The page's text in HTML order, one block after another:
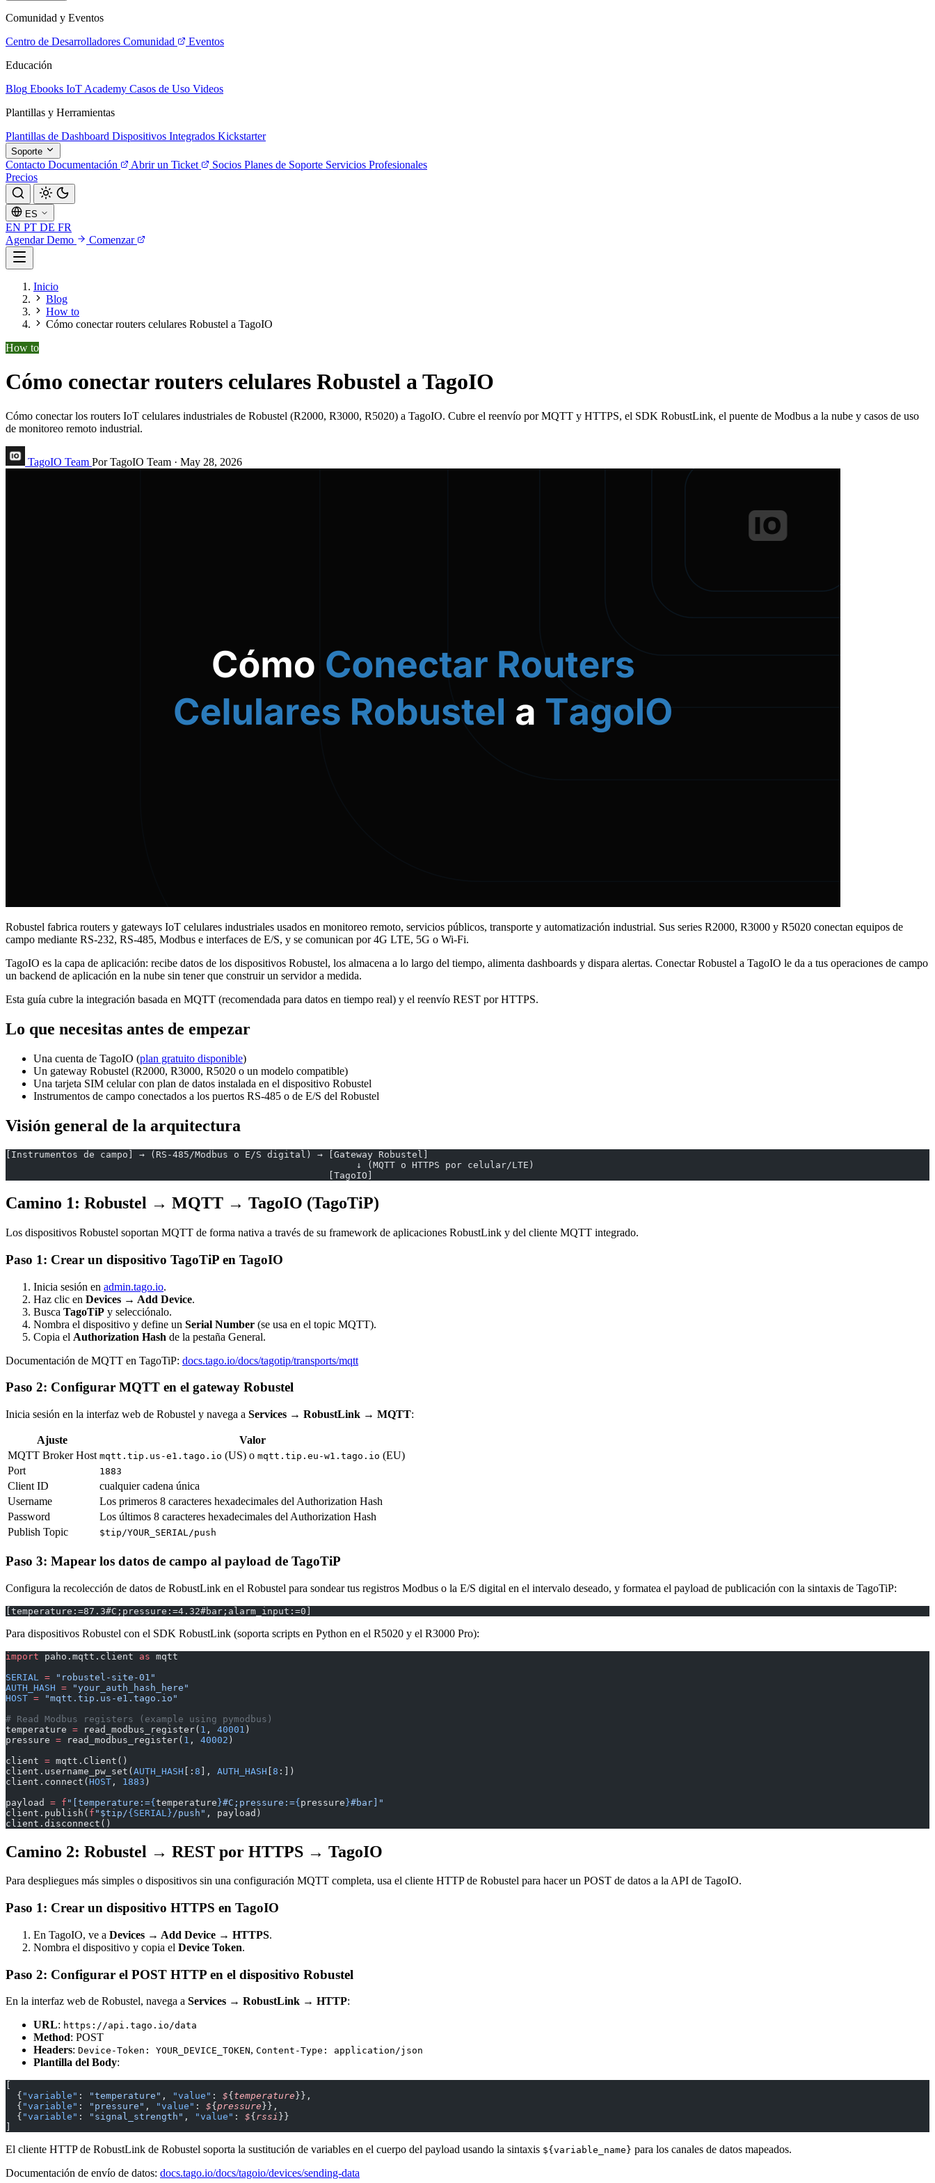
Comunidad y Eventos
Centro de Desarrolladores Comunidad
Eventos
Educación
Blog Ebooks IoT Academy Casos de Uso Videos
Plantillas y Herramientas
Plantillas de Dashboard Dispositivos Integrados Kickstarter
Soporte
Contacto Documentación Abrir un Ticket Socios Planes de Soporte Servicios Profesionales
Precios
ES
EN PT DE FR
Agendar Demo
Comenzar
Inicio
Blog
How to
Cómo conectar routers celulares Robustel a TagoIO
How to
Cómo conectar routers celulares Robustel a TagoIO
Cómo conectar los routers IoT celulares industriales de Robustel (R2000, R3000, R5020) a TagoIO. Cubre el reenvío por MQTT y HTTPS, el SDK RobustLink, el puente de Modbus a la nube y casos de uso
de monitoreo remoto industrial.
TagoIO Team Por TagoIO Team · May 28, 2026
Robustel fabrica routers y gateways IoT celulares industriales usados en monitoreo remoto, servicios públicos, transporte y automatización industrial. Sus series R2000, R3000 y R5020 conectan equipos de
campo mediante RS-232, RS-485, Modbus e interfaces de E/S, y se comunican por 4G LTE, 5G o Wi-Fi.
TagoIO es la capa de aplicación: recibe datos de los dispositivos Robustel, los almacena a lo largo del tiempo, alimenta dashboards y dispara alertas. Conectar Robustel a TagoIO le da a tus operaciones de campo
un backend de aplicación en la nube sin tener que construir un servidor a medida.
Esta guía cubre la integración basada en MQTT (recomendada para datos en tiempo real) y el reenvío REST por HTTPS.
Lo que necesitas antes de empezar
Una cuenta de TagoIO (plan gratuito disponible)
Un gateway Robustel (R2000, R3000, R5020 o un modelo compatible)
Una tarjeta SIM celular con plan de datos instalada en el dispositivo Robustel
Instrumentos de campo conectados a los puertos RS-485 o de E/S del Robustel
Visión general de la arquitectura
[Instrumentos de campo] → (RS-485/Modbus o E/S digital) → [Gateway Robustel]
                                                               ↓ (MQTT o HTTPS por celular/LTE)
                                                          [TagoIO]
Camino 1: Robustel → MQTT → TagoIO (TagoTiP)
Los dispositivos Robustel soportan MQTT de forma nativa a través de su framework de aplicaciones RobustLink y del cliente MQTT integrado.
Paso 1: Crear un dispositivo TagoTiP en TagoIO
Inicia sesión en admin.tago.io.
Haz clic en Devices → Add Device.
Busca TagoTiP y selecciónalo.
Nombra el dispositivo y define un Serial Number (se usa en el topic MQTT).
Copia el Authorization Hash de la pestaña General.
Documentación de MQTT en TagoTiP: docs.tago.io/docs/tagotip/transports/mqtt
Paso 2: Configurar MQTT en el gateway Robustel
Inicia sesión en la interfaz web de Robustel y navega a Services → RobustLink → MQTT:
Ajuste
Valor
MQTT Broker Host mqtt.tip.us-e1.tago.io (US) o mqtt.tip.eu-w1.tago.io (EU)
Port
1883
Client ID
cualquier cadena única
Username
Los primeros 8 caracteres hexadecimales del Authorization Hash
Password
Los últimos 8 caracteres hexadecimales del Authorization Hash
Publish Topic
$tip/YOUR_SERIAL/push
Paso 3: Mapear los datos de campo al payload de TagoTiP
Configura la recolección de datos de RobustLink en el Robustel para sondear tus registros Modbus o la E/S digital en el intervalo deseado, y formatea el payload de publicación con la sintaxis de TagoTiP:
[temperature:=87.3#C;pressure:=4.32#bar;alarm_input:=0]
Para dispositivos Robustel con el SDK RobustLink (soporta scripts en Python en el R5020 y el R3000 Pro):
import paho.mqtt.client as mqtt
SERIAL
= "robustel-site-01"
AUTH_HASH = "your_auth_hash_here"
HOST = "mqtt.tip.us-e1.tago.io"
# Read Modbus registers (example using pymodbus)
temperature = read_modbus_register( 1 , 40001 )
pressure = read_modbus_register( 1 , 40002 )
client = mqtt.Client()
client.username_pw_set(AUTH_HASH [: 8 ], AUTH_HASH [8 :])
client.connect(HOST , 1883 )
payload = f "[temperature:={temperature}#C;pressure:={pressure}#bar]"
client.publish( f "$tip/{SERIAL} /push" , payload)
client.disconnect()
Camino 2: Robustel → REST por HTTPS → TagoIO
Para despliegues más simples o dispositivos sin una configuración MQTT completa, usa el cliente HTTP de Robustel para hacer un POST de datos a la API de TagoIO.
Paso 1: Crear un dispositivo HTTPS en TagoIO
En TagoIO, ve a Devices → Add Device → HTTPS.
Nombra el dispositivo y copia el Device Token.
Paso 2: Configurar el POST HTTP en el dispositivo Robustel
En la interfaz web de Robustel, navega a Services → RobustLink → HTTP:
URL: https://api.tago.io/data
Method: POST
Headers: Device-Token: YOUR_DEVICE_TOKEN, Content-Type: application/json
Plantilla del Body:
  {
"variable" : "temperature" , "value" : ${ temperature }},
  {
"variable" : "pressure" , "value" : ${ pressure }},
  {
"variable" : "signal_strength" , "value" : ${ rssi }}
El cliente HTTP de RobustLink de Robustel soporta la sustitución de variables en el cuerpo del payload usando la sintaxis ${variable_name} para los canales de datos mapeados.
Documentación de envío de datos: docs.tago.io/docs/tagoio/devices/sending-data